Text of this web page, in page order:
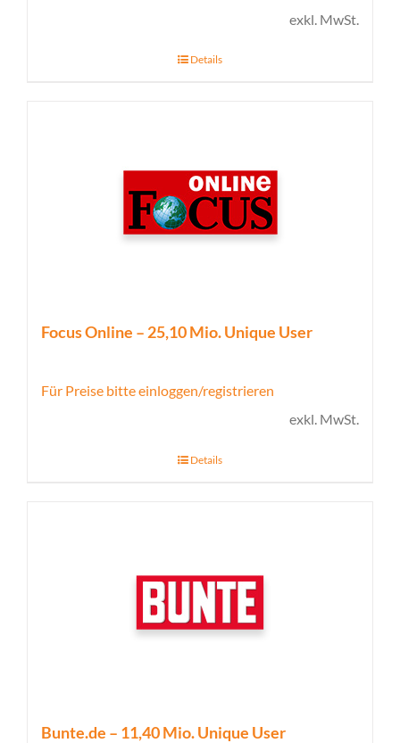
exkl. MwSt.
Details
Focus Online – 25,10 Mio. Unique User
Für Preise bitte einloggen/registrieren
exkl. MwSt.
Details
Bunte.de – 11,40 Mio. Unique User